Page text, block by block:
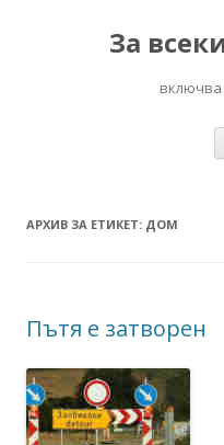
За
АРХИВ ЗА ЕТИКЕТ: ДОМ
Пътя е затворен